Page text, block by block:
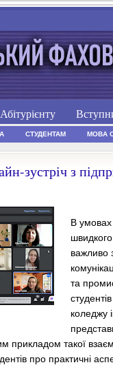
Абітурієнту
СТУДЕНТАМ МОВА
зустріч з
В умовах
швидкого
важливо
та
коледжу
прикладом такої
про практичні